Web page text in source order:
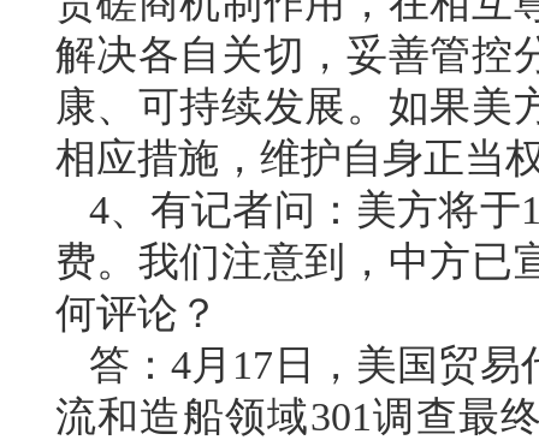
解决各自关切，妥善管控
康、可持续发展。如果美
相应措施，维护自身正当
4、有记者问：美方将于
费。我们注意到，中方已
何评论？
答：4月17日，美国贸
流和造船领域301调查最